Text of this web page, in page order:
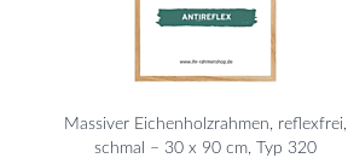
Massiver Eichenholzrahmen, reflexfrei,
schmal – 30 x 90 cm, Typ 320